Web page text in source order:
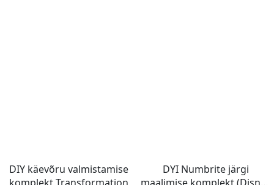
DIY käevõru valmistamise
DYI Numbrite järgi